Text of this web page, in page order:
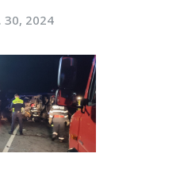
30, 2024